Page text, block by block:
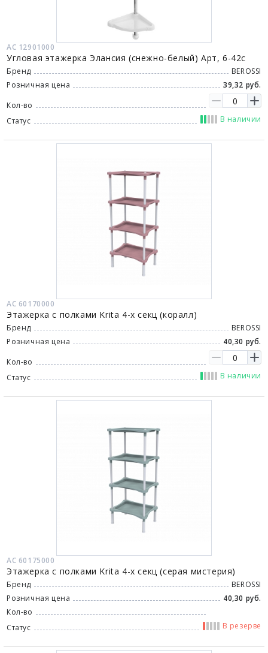
АС 12901000
Угловая этажерка Элансия (снежно-белый) Арт, 6-42с
Бренд
BEROSSI
Розничная цена
39,32 руб.
Кол-во
Статус
В наличии
АС 60170000
Этажерка с полками Krita 4-х секц (коралл)
Бренд
BEROSSI
Розничная цена
40,30 руб.
Кол-во
Статус
В наличии
АС 60175000
Этажерка с полками Krita 4-х секц (серая мистерия)
Бренд
BEROSSI
Розничная цена
40,30 руб.
Кол-во
Статус
В резерве